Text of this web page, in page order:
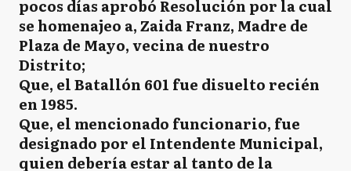
pocos días aprobó Resolución por la cual
se homenajeo a, Zaida Franz, Madre de
Plaza de Mayo, vecina de nuestro
Distrito;
Que, el Batallón 601 fue disuelto recién
en 1985.
Que, el mencionado funcionario, fue
designado por el Intendente Municipal,
quien debería estar al tanto de la